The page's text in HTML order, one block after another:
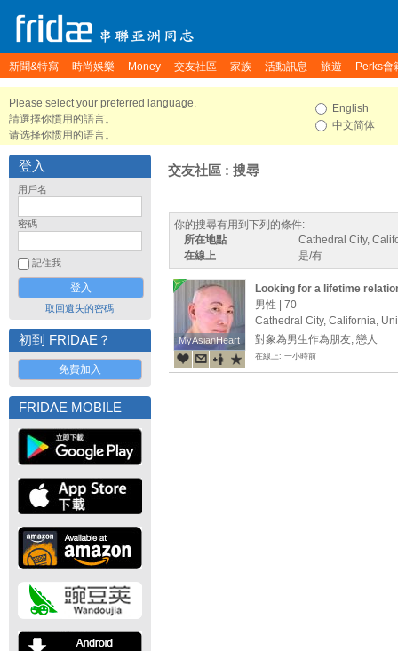
新聞&特寫 時尚娛樂 Money 交友社區 家族 活動訊息 旅遊 Perks會
Please select your preferred language.
請選擇你慣用的語言。
请选择你惯用的语言。
English
中文简体
登入
用戶名
密碼
記住我
取回遺失的密碼
初到 FRIDAE？
免費加入
FRIDAE MOBILE
交友社區 : 搜尋
你的搜尋有用到下列的條件:
所在地點
Cathedral City,
在線上
是/有
MyAsianHeart
MyAsianHeart
Looking for a lifetime
男性 | 70
Cathedral City, California,
對象為男生作為朋友, 戀人
在線上: 一小時前